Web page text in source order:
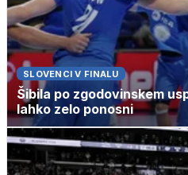
SLOVENCI V FINALU
Šibila po zgodovinskem
lahko zelo ponosni